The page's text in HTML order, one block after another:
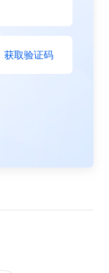
获取验证码